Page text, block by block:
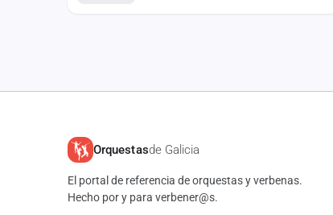
Orquestasde Galicia
El portal de referencia de orquestas y verbenas.
Hecho por y para verbener@s.